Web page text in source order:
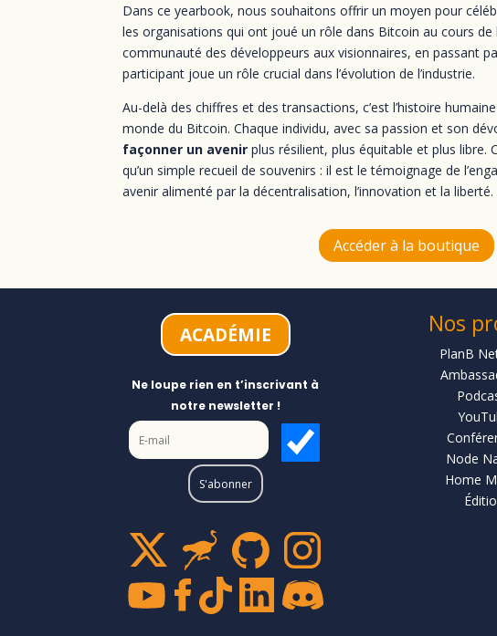
Dans ce yearbook, nous souhaitons offrir un moyen pour
les organisations qui ont joué un rôle dans Bitcoin au cours de
communauté des développeurs aux visionnaires, en passant
participant joue un rôle crucial dans l’évolution de l’industrie.
Au-delà des chiffres et des transactions, c’est l’histoire
monde du Bitcoin. Chaque individu, avec sa passion et son
façonner un avenir plus résilient, plus équitable et plus libre.
qu’un simple recueil de souvenirs : il est le témoignage de
avenir alimenté par la décentralisation, l’innovation et la liberté.
Accéder à la boutique
ACADÉMIE
Ne loupe rien en t’inscrivant à
notre newsletter !
Nos
PlanB
Node
Home